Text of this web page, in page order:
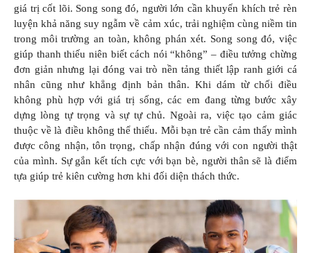
giá trị cốt lõi. Song song đó, người lớn cần khuyến khích trẻ rèn
luyện khả năng suy ngẫm về cảm xúc, trải nghiệm cùng niềm tin
trong môi trường an toàn, không phán xét. Song song đó, việc
giúp thanh thiếu niên biết cách nói “không” – điều tưởng chừng
đơn giản nhưng lại đóng vai trò nền tảng thiết lập ranh giới cá
nhân cũng như khẳng định bản thân. Khi dám từ chối điều
không phù hợp với giá trị sống, các em đang từng bước xây
dựng lòng tự trọng và sự tự chủ. Ngoài ra, việc tạo cảm giác
thuộc về là điều không thể thiếu. Mỗi bạn trẻ cần cảm thấy mình
được công nhận, tôn trọng, chấp nhận đúng với con người thật
của mình. Sự gắn kết tích cực với bạn bè, người thân sẽ là điểm
tựa giúp trẻ kiên cường hơn khi đối diện thách thức.